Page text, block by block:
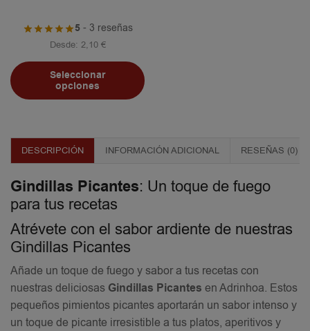
5- 3 reseñas
Desde: 2,10 €
Seleccionar
opciones
DESCRIPCIÓN INFORMACIÓN ADICIONAL RESEÑAS (0)
Gindillas Picantes: Un toque de fuego
para tus recetas
Atrévete con el sabor ardiente de nuestras
Gindillas Picantes
Añade un toque de fuego y sabor a tus recetas con
nuestras deliciosas Gindillas Picantes en Adrinhoa. Estos
pequeños pimientos picantes aportarán un sabor intenso y
un toque de picante irresistible a tus platos, aperitivos y